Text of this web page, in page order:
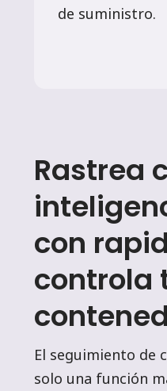
de suministro.
Rastrea
con
controla
El seguimiento de
solo una función